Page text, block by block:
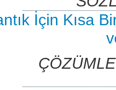
İçin Kısa